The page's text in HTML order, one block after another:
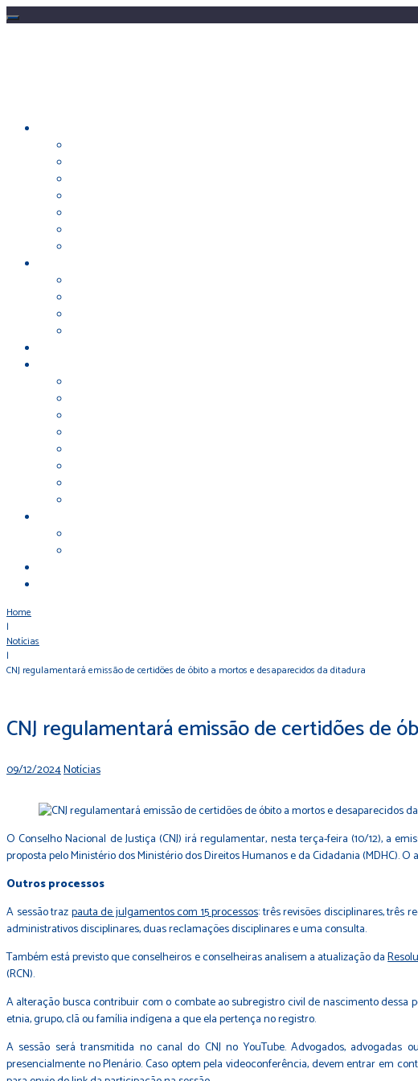
Home
|
Notícias
|
CNJ regulamentará emissão de certidões de óbito a mortos e desaparecidos da ditadura
CNJ regulamentará emissão de certidões de
09/12/2024Notícias
O Conselho Nacional de Justiça (CNJ) irá regulamentar, nesta terça-feira (10/12), a
proposta pelo Ministério dos Ministério dos Direitos Humanos e da Cidadania (MDHC).
Outros processos
A sessão trazpauta de julgamentos com 15 processos: três revisões disciplinares, três
administrativos disciplinares, duas reclamações disciplinares e uma consulta.
Também está previsto que conselheiros e conselheiras analisem a atualização da
(RCN).
A alteração busca contribuir com o combate ao subregistro civil de nascimento
etnia, grupo, clã ou família indígena a que ela pertença no registro.
A sessão será transmitida no canal do CNJ no YouTube. Advogados,
presencialmente no Plenário. Caso optem pela videoconferência, devem entrar em